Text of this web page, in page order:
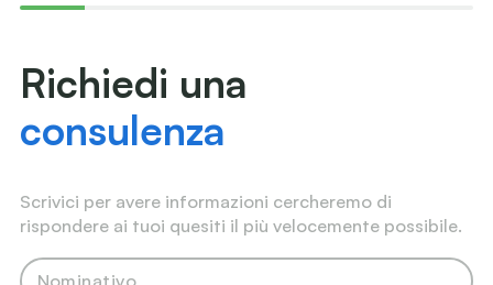
Richiedi una
consulenza
Scrivici per avere informazioni cercheremo di
rispondere ai tuoi quesiti il più velocemente possibile.